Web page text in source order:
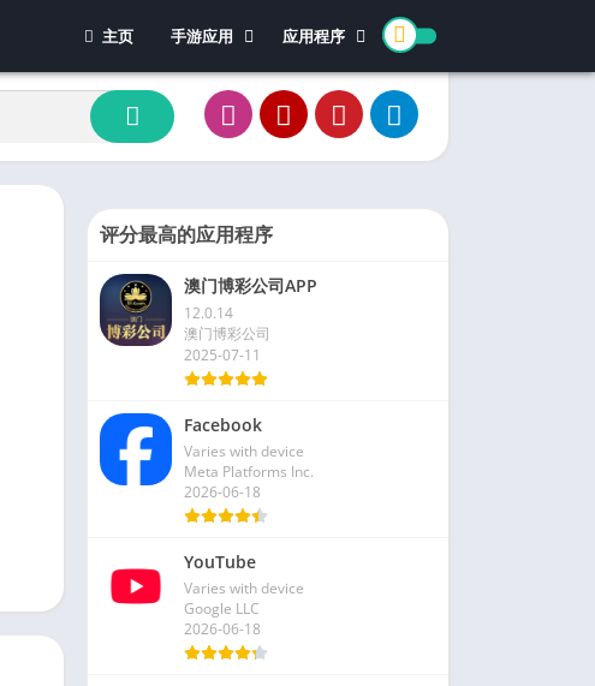
主页
手游应用
休闲游戏
冒险游戏
教育游戏
角色扮演
文字游戏
竞速游戏
策略游戏
应用程序
体育
办公
评分最高的应用程序
澳门博彩公司APP
12.0.14
澳门博彩公司
2025-07-11
Facebook
Varies with device
Meta Platforms Inc.
2026-06-18
YouTube
Varies with device
Google LLC
2026-06-18